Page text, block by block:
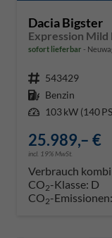
Dacia Bigster
Expression
sofort lieferbar
Fahrzeugnr. 543429
Kraftstoff Benzin
Leistung 103 kW (140
25.989,– €
incl. 19% MwSt.
Verbrauch
CO2-Klasse: D
CO2-Emissionen: